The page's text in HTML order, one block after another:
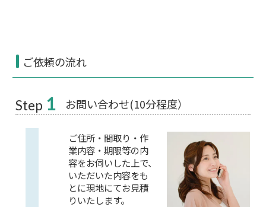
ご依頼の流れ
Step 1 お問い合わせ(10分程度）
ご住所・間取り・作
業内容・期限等の内
容をお伺いした上で、
いただいた内容をも
とに現地にてお見積
りいたします。